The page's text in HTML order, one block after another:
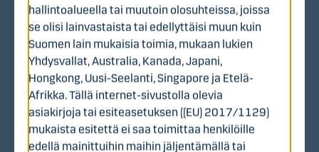
KPY:n tavoitteena on kasvattaa pitkäjänteisesti
omistustensa arvoa ja se osallistuu aktiivisesti
kohdeyhtiöidensä kehittämiseen yhdessä johdon ja
muiden omistajien kanssa. KPY:n sijoitustoiminnan
painopiste on siirtynyt rahastojen kautta tehtäviin
sijoituksiin. Tämä laajentaa pääomapohjaa ja tarjoaa
myös yksityishenkilöille mahdollisuuden sijoittaa
valmiiksi hajautettuun sijoitussalkkuun, joka koostuu
infrastruktuurisijoituksista – tällä hetkellä mukaan
hallintoalueella tai muutoin olosuhteissa, joissa
se olisi lainvastaista tai edellyttäisi muun kuin
Suomen lain mukaisia toimia, mukaan lukien
Yhdysvallat, Australia, Kanada, Japani,
Hongkong, Uusi-Seelanti, Singapore ja Etelä-
Afrikka. Tällä internet-sivustolla olevia
asiakirjoja tai esiteasetuksen ((EU) 2017/1129)
mukaista esitettä ei saa toimittaa henkilöille
edellä mainittuihin maihin jäljentämällä tai